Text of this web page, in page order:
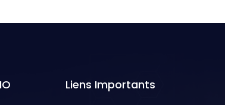
Liens Importants